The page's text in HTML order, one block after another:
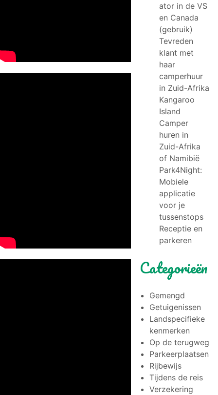
ator in de VS
en Canada
(gebruik)
Tevreden
klant met
haar
camperhuur
in Zuid-Afrika
Kangaroo
Island
Camper
huren in
Zuid-Afrika
of Namibië
Park4Night:
Mobiele
applicatie
voor je
tussenstops
Receptie en
parkeren
Categorieën
Gemengd
Getuigenissen
Landspecifieke
kenmerken
Op de terugweg
Parkeerplaatsen
Rijbewijs
Tijdens de reis
Verzekering